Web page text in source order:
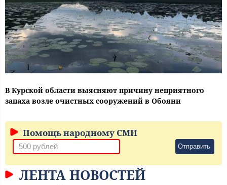
В Курской области выясняют причину неприятного
запаха возле очистных сооружений в Обояни
Помощь народному СМИ
Отправить
ЛЕНТА НОВОСТЕЙ